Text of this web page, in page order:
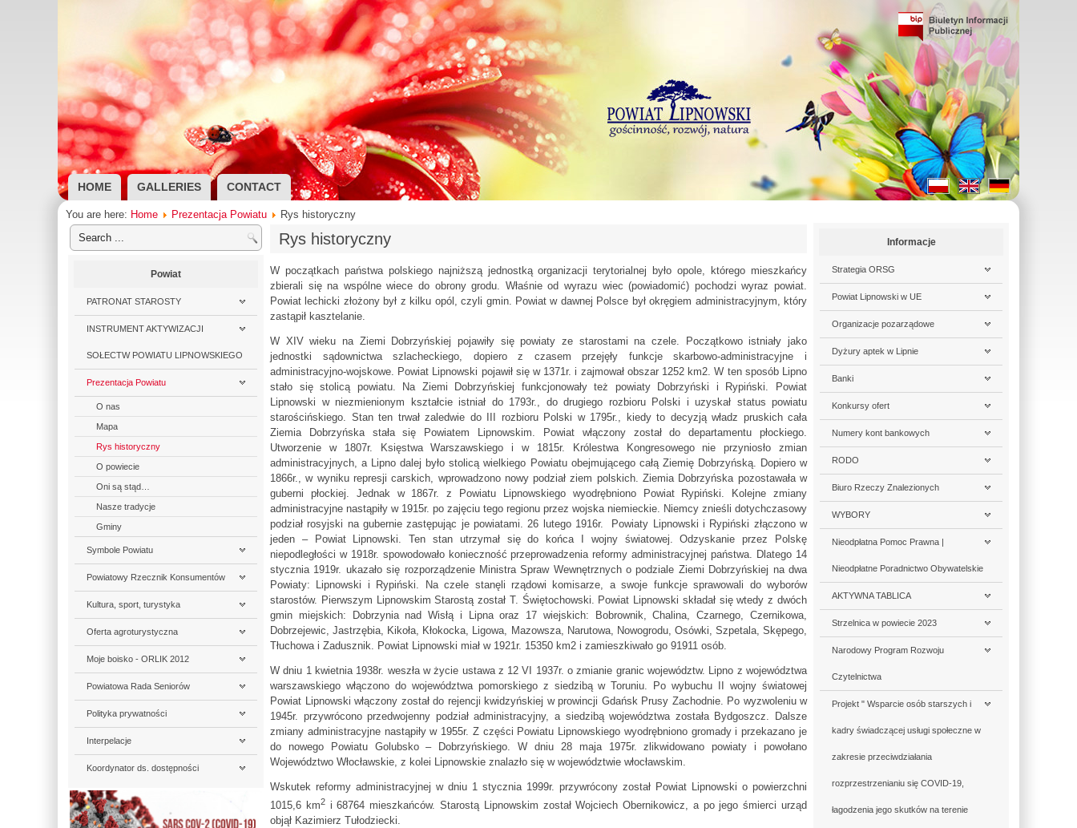
HOME GALLERIES CONTACT
You are here: Home Prezentacja Powiatu Rys historyczny
Powiat
PATRONAT STAROSTY
INSTRUMENT AKTYWIZACJI
SOŁECTW POWIATU LIPNOWSKIEGO
Prezentacja Powiatu
O nas
Mapa
Rys historyczny
O powiecie
Oni są stąd…
Nasze tradycje
Gminy
Symbole Powiatu
Powiatowy Rzecznik Konsumentów
Kultura, sport, turystyka
Oferta agroturystyczna
Moje boisko - ORLIK 2012
Powiatowa Rada Seniorów
Polityka prywatności
Interpelacje
Koordynator ds. dostępności
Rys historyczny
W początkach państwa polskiego najniższą jednostką organizacji terytorialnej było opole, którego mieszkańcy
zbierali się na wspólne wiece do obrony grodu. Właśnie od wyrazu wiec (powiadomić) pochodzi wyraz powiat.
Powiat lechicki złożony był z kilku opól, czyli gmin. Powiat w dawnej Polsce był okręgiem administracyjnym, który
zastąpił kasztelanie.
W XIV wieku na Ziemi Dobrzyńskiej pojawiły się powiaty ze starostami na czele. Początkowo istniały jako
jednostki sądownictwa szlacheckiego, dopiero z czasem przejęły funkcje skarbowo-administracyjne i
administracyjno-wojskowe. Powiat Lipnowski pojawił się w 1371r. i zajmował obszar 1252 km2. W ten sposób Lipno
stało się stolicą powiatu. Na Ziemi Dobrzyńskiej funkcjonowały też powiaty Dobrzyński i Rypiński. Powiat
Lipnowski w niezmienionym kształcie istniał do 1793r., do drugiego rozbioru Polski i uzyskał status powiatu
starościńskiego. Stan ten trwał zaledwie do III rozbioru Polski w 1795r., kiedy to decyzją władz pruskich cała
Ziemia Dobrzyńska stała się Powiatem Lipnowskim. Powiat włączony został do departamentu płockiego.
Utworzenie w 1807r. Księstwa Warszawskiego i w 1815r. Królestwa Kongresowego nie przyniosło zmian
administracyjnych, a Lipno dalej było stolicą wielkiego Powiatu obejmującego całą Ziemię Dobrzyńską. Dopiero w
1866r., w wyniku represji carskich, wprowadzono nowy podział ziem polskich. Ziemia Dobrzyńska pozostawała w
guberni płockiej. Jednak w 1867r. z Powiatu Lipnowskiego wyodrębniono Powiat Rypiński. Kolejne zmiany
administracyjne nastąpiły w 1915r. po zajęciu tego regionu przez wojska niemieckie. Niemcy znieśli dotychczasowy
podział rosyjski na gubernie zastępując je powiatami. 26 lutego 1916r. Powiaty Lipnowski i Rypiński złączono w
jeden – Powiat Lipnowski. Ten stan utrzymał się do końca I wojny światowej. Odzyskanie przez Polskę
niepodległości w 1918r. spowodowało konieczność przeprowadzenia reformy administracyjnej państwa. Dlatego 14
stycznia 1919r. ukazało się rozporządzenie Ministra Spraw Wewnętrznych o podziale Ziemi Dobrzyńskiej na dwa
Powiaty: Lipnowski i Rypiński. Na czele stanęli rządowi komisarze, a swoje funkcje sprawowali do wyborów
starostów. Pierwszym Lipnowskim Starostą został T. Świętochowski. Powiat Lipnowski składał się wtedy z dwóch
gmin miejskich: Dobrzynia nad Wisłą i Lipna oraz 17 wiejskich: Bobrownik, Chalina, Czarnego, Czernikowa,
Dobrzejewic, Jastrzębia, Kikoła, Kłokocka, Ligowa, Mazowsza, Narutowa, Nowogrodu, Osówki, Szpetala, Skępego,
Tłuchowa i Zadusznik. Powiat Lipnowski miał w 1921r. 15350 km2 i zamieszkiwało go 91911 osób.
W dniu 1 kwietnia 1938r. weszła w życie ustawa z 12 VI 1937r. o zmianie granic województw. Lipno z województwa
warszawskiego włączono do województwa pomorskiego z siedzibą w Toruniu. Po wybuchu II wojny światowej
Powiat Lipnowski włączony został do rejencji kwidzyńskiej w prowincji Gdańsk Prusy Zachodnie. Po wyzwoleniu w
1945r. przywrócono przedwojenny podział administracyjny, a siedzibą województwa została Bydgoszcz. Dalsze
zmiany administracyjne nastąpiły w 1955r. Z części Powiatu Lipnowskiego wyodrębniono gromady i przekazano je
do nowego Powiatu Golubsko – Dobrzyńskiego. W dniu 28 maja 1975r. zlikwidowano powiaty i powołano
Województwo Włocławskie, z kolei Lipnowskie znalazło się w województwie włocławskim.
Wskutek reformy administracyjnej w dniu 1 stycznia 1999r. przywrócony został Powiat Lipnowski o powierzchni
1015,6 km2i 68764 mieszkańców. Starostą Lipnowskim został Wojciech Obernikowicz, a po jego śmierci urząd
objął Kazimierz Tułodziecki.
Informacje
Strategia ORSG
Powiat Lipnowski w UE
Organizacje pozarządowe
Dyżury aptek w Lipnie
Banki
Konkursy ofert
Numery kont bankowych
RODO
Biuro Rzeczy Znalezionych
WYBORY
Nieodpłatna Pomoc Prawna |
Nieodpłatne Poradnictwo Obywatelskie
AKTYWNA TABLICA
Strzelnica w powiecie 2023
Narodowy Program Rozwoju
Czytelnictwa
Projekt " Wsparcie osób starszych i
kadry świadczącej usługi społeczne w
zakresie przeciwdziałania
rozprzestrzenianiu się COVID-19,
łagodzenia jego skutków na terenie